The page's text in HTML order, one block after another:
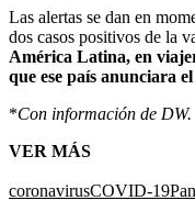
Las alertas se dan en
dos casos positivos de la
América Latina, en
que ese país anunciara
*Con información de DW.
VER MÁS
coronavirusCOVID-19